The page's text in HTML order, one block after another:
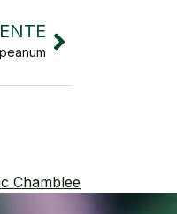
Chamblee